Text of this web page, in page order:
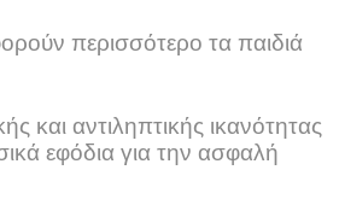
περισσότερο τα παιδιά
και αντιληπτικής ικανότητας
εφόδια για την ασφαλή